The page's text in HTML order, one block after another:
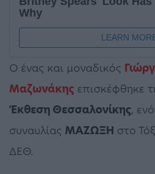
Ο ένας και μοναδικός
Μαζωνάκης επισκέφθηκε
Έκθεση Θεσσαλονίκης,
συναυλίας ΜΑΖΩΞΗ στο
ΔΕΘ.